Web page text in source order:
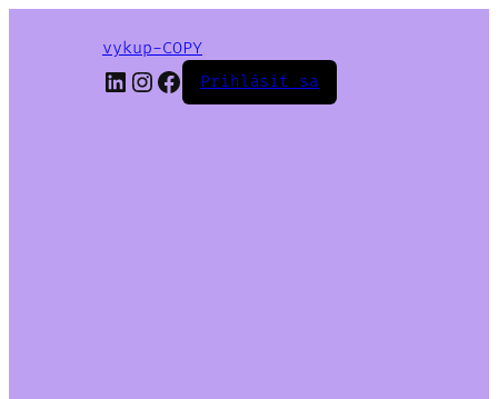
vykup-COPY
LinkedIn
Instagram
Facebook
Prihlásiť sa